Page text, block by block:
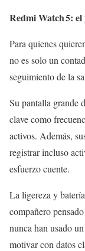
Redmi Watch 5:
Para quienes
no es solo un
seguimiento de la
Su pantalla grande
clave como
activos. Además,
registrar incluso
esfuerzo cuente.
La ligereza y
compañero
nunca han usado
motivar con datos